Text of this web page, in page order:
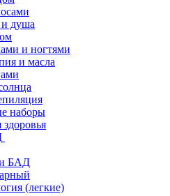
душа
и ногтями
и масла
наборы
и БАД
(легкие)